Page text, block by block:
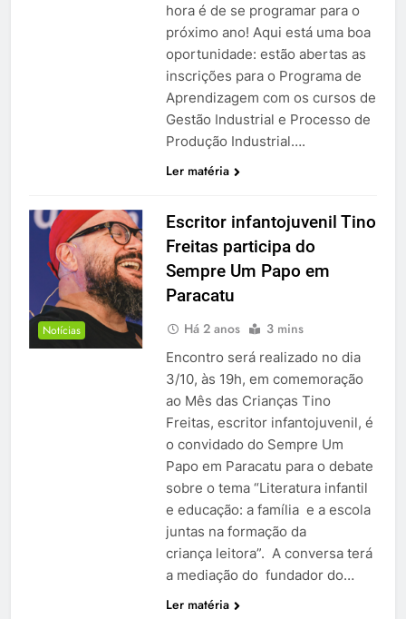
hora é de se programar para o
próximo ano! Aqui está uma boa
oportunidade: estão abertas as
inscrições para o Programa de
Aprendizagem com os cursos de
Gestão Industrial e Processo de
Produção Industrial….
Ler matéria
Notícias
Escritor infantojuvenil Tino
Freitas participa do
Sempre Um Papo em
Paracatu
Há 2 anos 3 mins
Encontro será realizado no dia
3/10, às 19h, em comemoração
ao Mês das Crianças Tino
Freitas, escritor infantojuvenil, é
o convidado do Sempre Um
Papo em Paracatu para o debate
sobre o tema “Literatura infantil
e educação: a família e a escola
juntas na formação da
criança leitora”. A conversa terá
a mediação do fundador do…
Ler matéria